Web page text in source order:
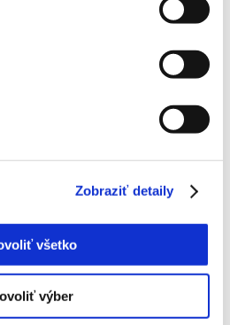
Zobraziť detaily
všetko
výber